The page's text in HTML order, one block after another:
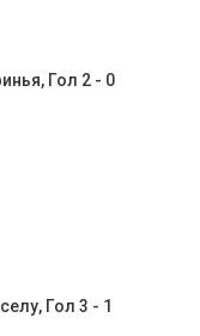
Гол 2 - 0
Гол 3 - 1